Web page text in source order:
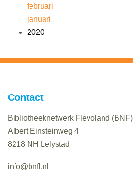
februari
januari
2020
Contact
Bibliotheeknetwerk Flevoland (BNF)
Albert Einsteinweg 4
8218 NH Lelystad
info@bnfl.nl